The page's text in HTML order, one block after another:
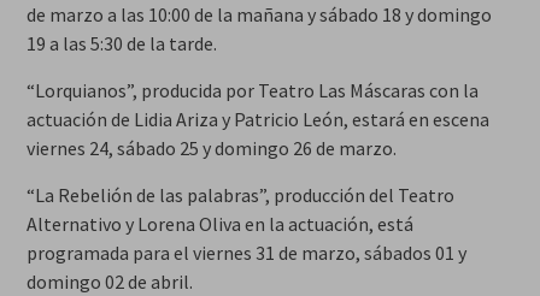
de marzo a las 10:00 de la mañana y sábado 18 y domingo
19 a las 5:30 de la tarde.
“Lorquianos”, producida por Teatro Las Máscaras con la
actuación de Lidia Ariza y Patricio León, estará en escena
viernes 24, sábado 25 y domingo 26 de marzo.
“La Rebelión de las palabras”, producción del Teatro
Alternativo y Lorena Oliva en la actuación, está
programada para el viernes 31 de marzo, sábados 01 y
domingo 02 de abril.